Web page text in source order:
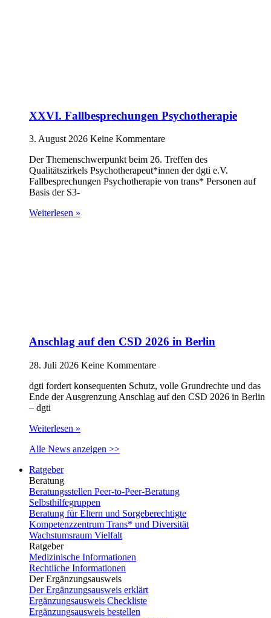
XXVI. Fallbesprechungen Psychotherapie
3. August 2026 Keine Kommentare
Der Themenschwerpunkt beim 26. Treffen des
Qualitätszirkels Psychotherapeut*innen der dgti e.V.
Fallbesprechungen Psychotherapie von trans* Personen auf
Basis der S3-
Weiterlesen »
Anschlag auf den CSD 2026 in Berlin
28. Juli 2026 Keine Kommentare
dgti fordert konsequenten Schutz, volle Grundrechte und das
Ende der Ausgrenzung Anschlag auf den CSD 2026 in Berlin
– dgti
Weiterlesen »
Alle News anzeigen >>
Ratgeber
Beratung
Beratungsstellen Peer-to-Peer-Beratung
Selbsthilfegruppen
Beratung für Eltern und Sorgeberechtigte
Kompetenzzentrum Trans* und Diversität
Wachstumsraum Vielfalt
Ratgeber
Medizinische Informationen
Rechtliche Informationen
Der Ergänzungsausweis
Der Ergänzungsausweis erklärt
Ergänzungsausweis Checkliste
Ergänzungsausweis bestellen